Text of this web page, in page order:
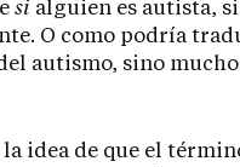
si alguien es autista,
O como podría
autismo, sino
idea de que el